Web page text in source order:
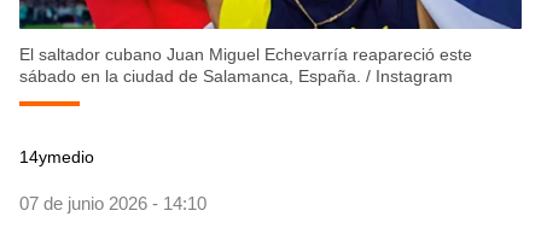
El saltador cubano Juan Miguel Echevarría reapareció este
sábado en la ciudad de Salamanca, España. / Instagram
14ymedio
07 de junio 2026 - 14:10